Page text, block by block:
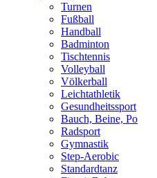
Turnen
Fußball
Handball
Badminton
Tischtennis
Volleyball
Völkerball
Leichtathletik
Gesundheitssport
Bauch, Beine, Po
Radsport
Gymnastik
Step-Aerobic
Standardtanz